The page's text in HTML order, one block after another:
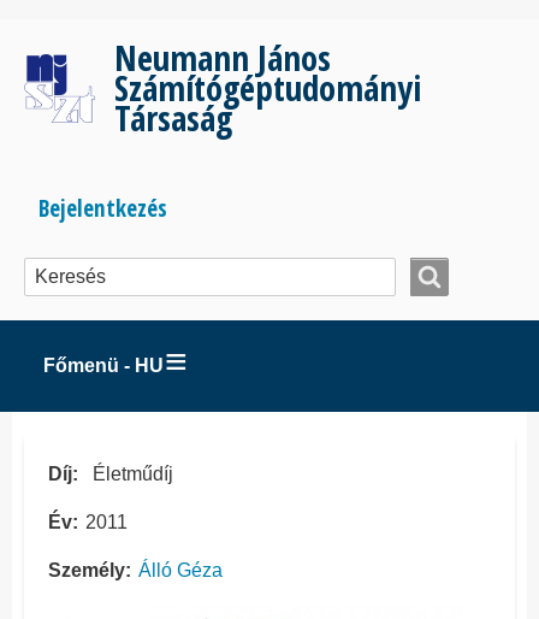
tartalomra
Neumann János
Számítógéptudományi
Társaság
Bejelentkezés
menüje
Bejelentkezés
Főmenü - HU
Díj Életműdíj
Év 2011
Személy Álló Géza